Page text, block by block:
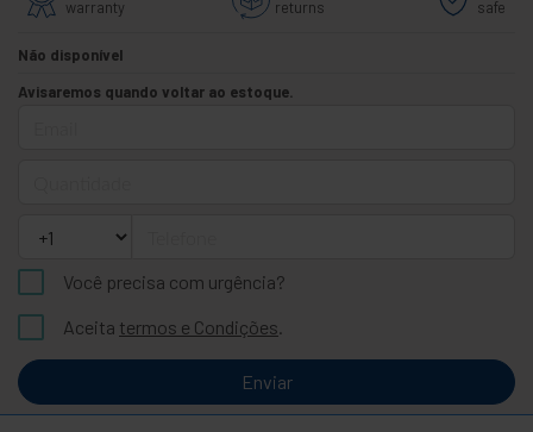
warranty
returns
safe
Não disponível
Avisaremos quando voltar ao estoque.
Você precisa com urgência?
Aceita termos e Condições.
Enviar